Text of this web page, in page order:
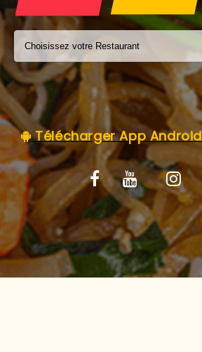
MENTIONS LÉGALES
C.G.V
Télécharger App Android